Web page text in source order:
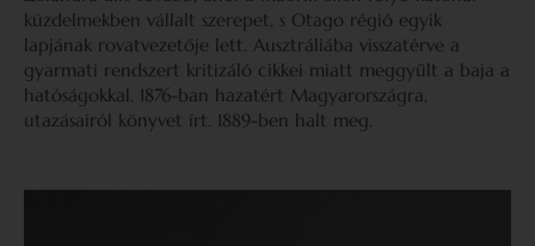
küzdelmekben vállalt szerepet, s Otago régió egyik
lapjának rovatvezetője lett. Ausztráliába visszatérve a
gyarmati rendszert kritizáló cikkei miatt meggyűlt a baja a
hatóságokkal. 1876-ban hazatért Magyarországra,
utazásairól könyvet írt. 1889-ben halt meg.